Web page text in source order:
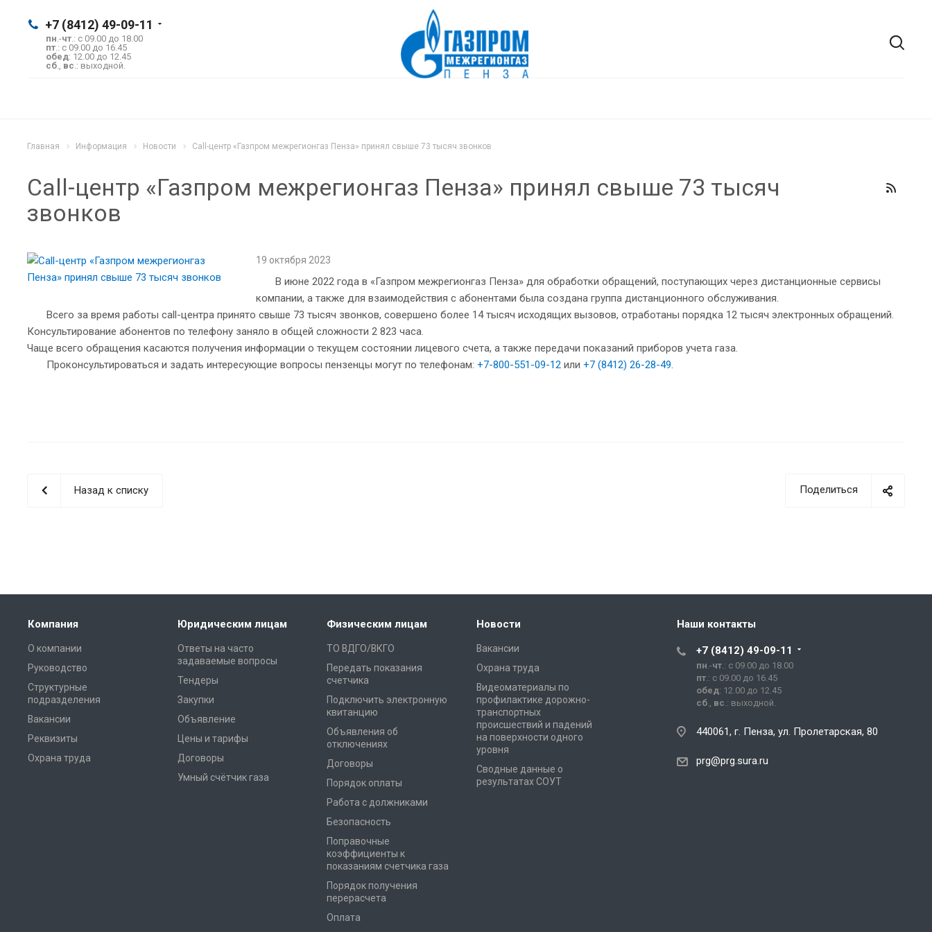
+7 (8412) 49-09-11
пн.-чт.: с 09.00 до 18.00
пт.: с 09.00 до 16.45
обед: 12.00 до 12.45
сб., вс.: выходной.
Главная Информация Новости Сall-центр «Газпром межрегионгаз Пенза» принял свыше 73 тысяч звонков
Сall-центр «Газпром межрегионгаз Пенза» принял свыше 73 тысяч
звонков
19 октября 2023
В июне 2022 года в «Газпром межрегионгаз Пенза» для обработки обращений, поступающих через дистанционные сервисы
компании, а также для взаимодействия с абонентами была создана группа дистанционного обслуживания.
Всего за время работы сall-центра принято свыше 73 тысяч звонков, совершено более 14 тысяч исходящих вызовов, отработаны порядка 12 тысяч электронных обращений.
Консультирование абонентов по телефону заняло в общей сложности 2 823 часа.
Чаще всего обращения касаются получения информации о текущем состоянии лицевого счета, а также передачи показаний приборов учета газа.
Проконсультироваться и задать интересующие вопросы пензенцы могут по телефонам: +7-800-551-09-12 или +7 (8412) 26-28-49.
Поделиться
Назад к списку
Компания
О компании
Руководство
Структурные
подразделения
Вакансии
Реквизиты
Охрана труда
Юридическим лицам
Ответы на часто
задаваемые вопросы
Тендеры
Закупки
Объявление
Цены и тарифы
Договоры
Умный счётчик газа
Физическим лицам
ТО ВДГО/ВКГО
Передать показания
счетчика
Подключить электронную
квитанцию
Объявления об
отключениях
Договоры
Порядок оплаты
Работа с должниками
Безопасность
Поправочные
коэффициенты к
показаниям счетчика газа
Порядок получения
перерасчета
Оплата
Новости
Вакансии
Охрана труда
Видеоматериалы по
профилактике дорожно-
транспортных
происшествий и падений
на поверхности одного
уровня
Сводные данные о
результатах СОУТ
Наши контакты
+7 (8412) 49-09-11
пн .-чт.: с 09.00 до 18.00
пт.: с 09.00 до 16.45
обед: 12.00 до 12.45
сб., вс .: выходной.
440061, г. Пенза, ул. Пролетарская, 80
prg@prg.sura.ru